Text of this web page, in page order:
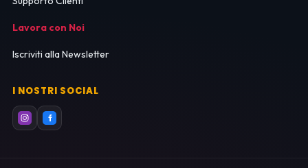
Lavora con Noi
Iscriviti alla Newsletter
I NOSTRI SOCIAL